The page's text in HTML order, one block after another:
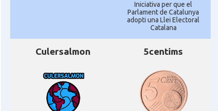
Iniciativa per que el
Parlament de Catalunya
adopti una Llei Electoral
Catalana
Culersalmon 5centims